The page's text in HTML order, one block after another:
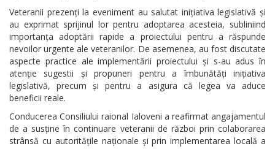
Veteranii prezenți la eveniment au salutat inițiativa legislativă și
au exprimat sprijinul lor pentru adoptarea acesteia, subliniind
importanța adoptării rapide a proiectului pentru a răspunde
nevoilor urgente ale veteranilor. De asemenea, au fost discutate
aspecte practice ale implementării proiectului și s-au adus în
atenție sugestii și propuneri pentru a îmbunătăți inițiativa
legislativă, precum și pentru a asigura că legea va aduce
beneficii reale.
Conducerea Consiliului raional Ialoveni a reafirmat angajamentul
de a susține în continuare veteranii de război prin colaborarea
strânsă cu autoritățile naționale și prin implementarea locală a